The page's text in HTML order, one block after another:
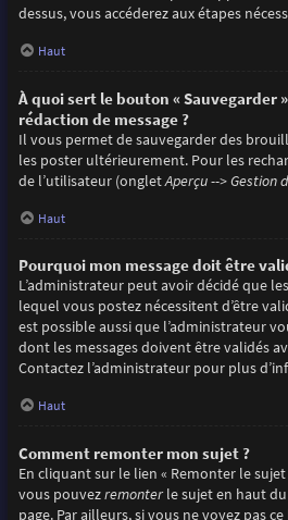
dessus, vous accéderez aux étapes
Haut
À quoi sert le bouton « Sauvegarder
rédaction de message ?
Il vous permet de sauvegarder des
les poster ultérieurement. Pour les
de l’utilisateur (ongletAperçu --> Gestion
Haut
Pourquoi mon message doit être
L’administrateur peut avoir décidé que
lequel vous postez nécessitent d’être
est possible aussi que l’administrateur
dont les messages doivent être validés
Contactez l’administrateur pour plus
Haut
Comment remonter mon sujet ?
En cliquant sur le lien « Remonter le
vous pouvezremonterle sujet en haut
page. Par ailleurs, si vous ne voyez pas